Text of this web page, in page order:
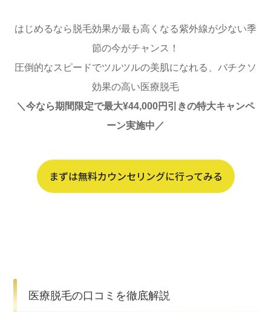
はじめるなら脱毛効果が最も高くなる紫外線が少ない季
節の今がチャンス！
圧倒的なスピードでツルツルの美肌になれる、バチクソ
効果の高い医療脱毛
＼今なら期間限定で最大¥44,000円引きの特大キャンペ
ーン実施中／
まずは無料カウンセリングに行ってみる
医療脱毛の口コミを徹底解説